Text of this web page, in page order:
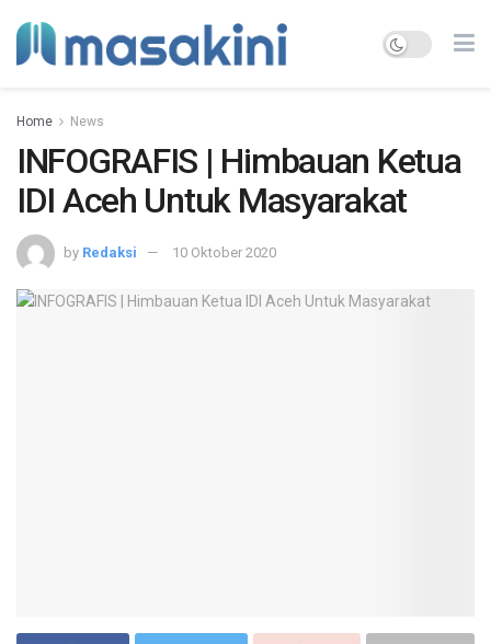
Home News
INFOGRAFIS | Himbauan Ketua
IDI Aceh Untuk Masyarakat
by Redaksi 10 Oktober 2020